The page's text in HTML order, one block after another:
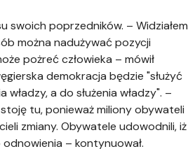
swoich poprzedników. – Widziałem
można nadużywać pozycji
pożreć człowieka – mówił
demokracja będzie "służyć
a do służenia władzy". –
tu, ponieważ miliony obywateli
zmiany. Obywatele udowodnili, iż
– kontynuował.